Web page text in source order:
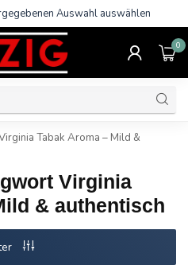
Auswahl auswählen
0
Tabak Aroma – Mild &
Virginia
& authentisch